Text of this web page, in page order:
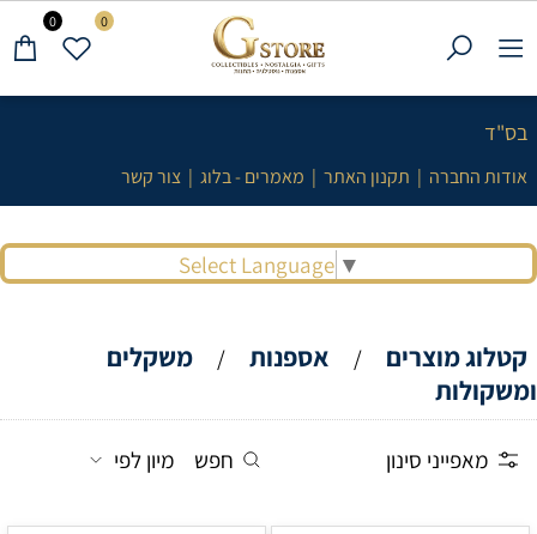
בס"ד
אודות החברה | תקנון האתר | מאמרים - בלוג | צור קשר
Select Language ▼
0 0
קטלוג מוצרים / אספנות /
משקלים
ומשקולות
מאפייני סינון חפש מיון לפי